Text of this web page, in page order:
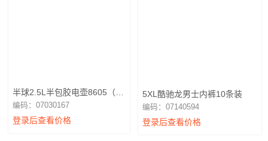
半球2.5L半包胶电壶8605（广
东南振电器）NZ15-25C
编码：07030167
登录后查看价格
5XL酷驰龙男士内裤10条装
编码：07140594
登录后查看价格